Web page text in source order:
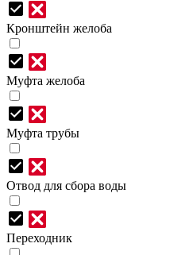
Кронштейн желоба
Муфта желоба
Муфта трубы
Отвод для сбора воды
Переходник